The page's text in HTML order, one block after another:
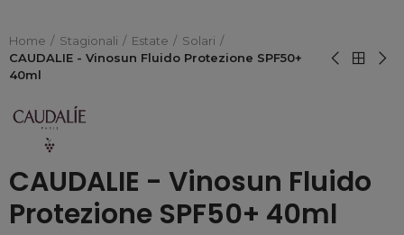
Home Stagionali Estate
Solari
CAUDALIE - Vinosun Fluido Protezione SPF50+
40ml
CAUDALIE - Vinosun Fluido
Protezione SPF50+ 40ml